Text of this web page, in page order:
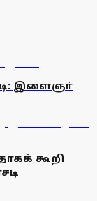
இளைஞா்
கூறி